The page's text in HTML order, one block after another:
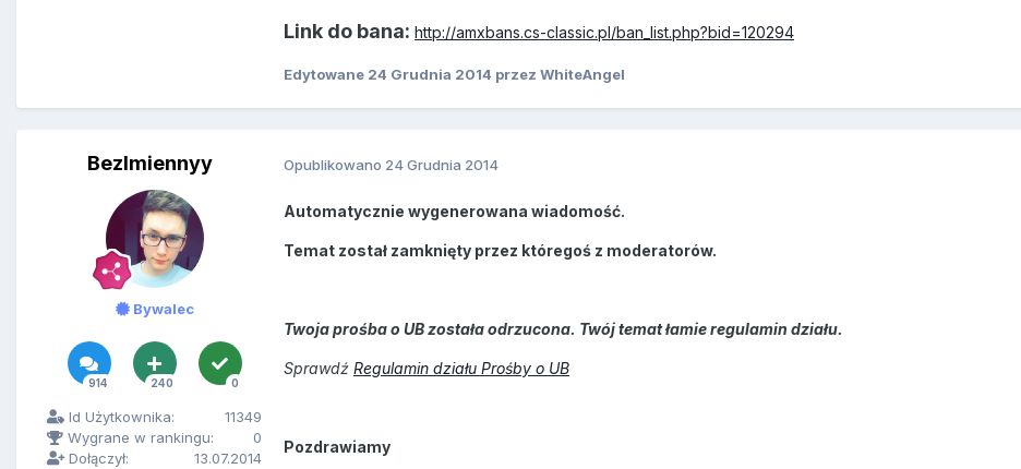
Link do bana: http://amxbans.cs-classic.pl/ban_list.php?bid=120294
Edytowane 24 Grudnia 2014 przez WhiteAngel
BezImiennyy
Bywalec
914 240 0
Id Użytkownika:
11349
Wygrane w rankingu:
0
Dołączył:
13.07.2014
Opublikowano 24 Grudnia 2014
Automatycznie wygenerowana wiadomość.
Temat został zamknięty przez któregoś z moderatorów.
Twoja prośba o UB została odrzucona. Twój temat łamie regulamin działu.
Sprawdź Regulamin działu Prośby o UB
Pozdrawiamy